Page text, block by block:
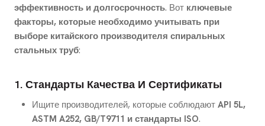
эффективность и долгосрочность. Вот ключевые
факторы, которые необходимо учитывать при
выборе китайского производителя спиральных
стальных труб:
1. Стандарты Качества И Сертификаты
Ищите производителей, которые соблюдают API 5L,
ASTM A252, GB/T9711 и стандарты ISO.